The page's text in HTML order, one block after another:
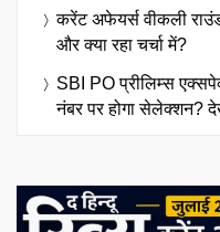
करेंट अफेयर्स वीकली
और क्या रहा चर्चा में?
SBI PO प्रीलिम्स
नंबर पर होगा सेलेक्शन?